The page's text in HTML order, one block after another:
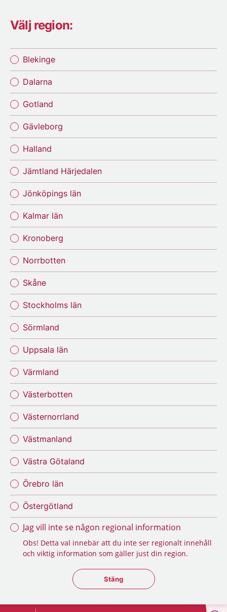
Välj region:
Blekinge
Dalarna
Gotland
Gävleborg
Halland
Jämtland Härjedalen
Jönköpings län
Kalmar län
Kronoberg
Norrbotten
Skåne
Stockholms län
Sörmland
Uppsala län
Värmland
Västerbotten
Västernorrland
Västmanland
Västra Götaland
Örebro län
Östergötland
Jag vill inte se någon regional information
Obs! Detta val innebär att du inte ser regionalt innehåll
och viktig information som gäller just din region.
Stäng regionsväljaren
Stäng